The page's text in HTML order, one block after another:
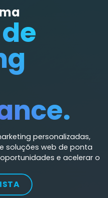
personalizadas,
soluções web de ponta
e acelerar o